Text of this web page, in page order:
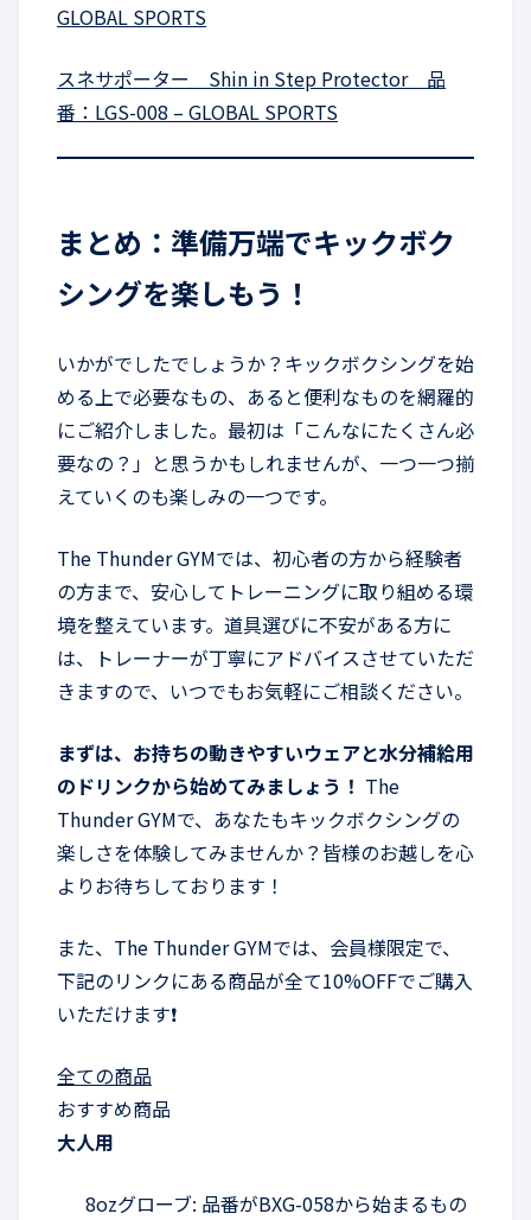
GLOBAL SPORTS
スネサポーター Shin in Step Protector 品
番：LGS-008 – GLOBAL SPORTS
まとめ：準備万端でキックボク
シングを楽しもう！
いかがでしたでしょうか？キックボクシングを始
める上で必要なもの、あると便利なものを網羅的
にご紹介しました。最初は「こんなにたくさん必
要なの？」と思うかもしれませんが、一つ一つ揃
えていくのも楽しみの一つです。
The Thunder GYMでは、初心者の方から経験者
の方まで、安心してトレーニングに取り組める環
境を整えています。道具選びに不安がある方に
は、トレーナーが丁寧にアドバイスさせていただ
きますので、いつでもお気軽にご相談ください。
まずは、お持ちの動きやすいウェアと水分補給用
のドリンクから始めてみましょう！ The
Thunder GYMで、あなたもキックボクシングの
楽しさを体験してみませんか？皆様のお越しを心
よりお待ちしております！
また、The Thunder GYMでは、会員様限定で、
下記のリンクにある商品が全て10%OFFでご購入
いただけます❗️
全ての商品
おすすめ商品
大人用
8ozグローブ: 品番がBXG-058から始まるもの